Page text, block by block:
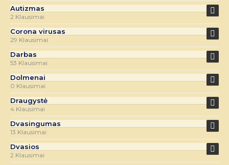
Autizmas
2 Klausimai
Corona virusas
29 Klausimai
Darbas
53 Klausimai
Dolmenai
0 Klausimai
Draugystė
4 Klausimai
Dvasingumas
13 Klausimai
Dvasios
2 Klausimai